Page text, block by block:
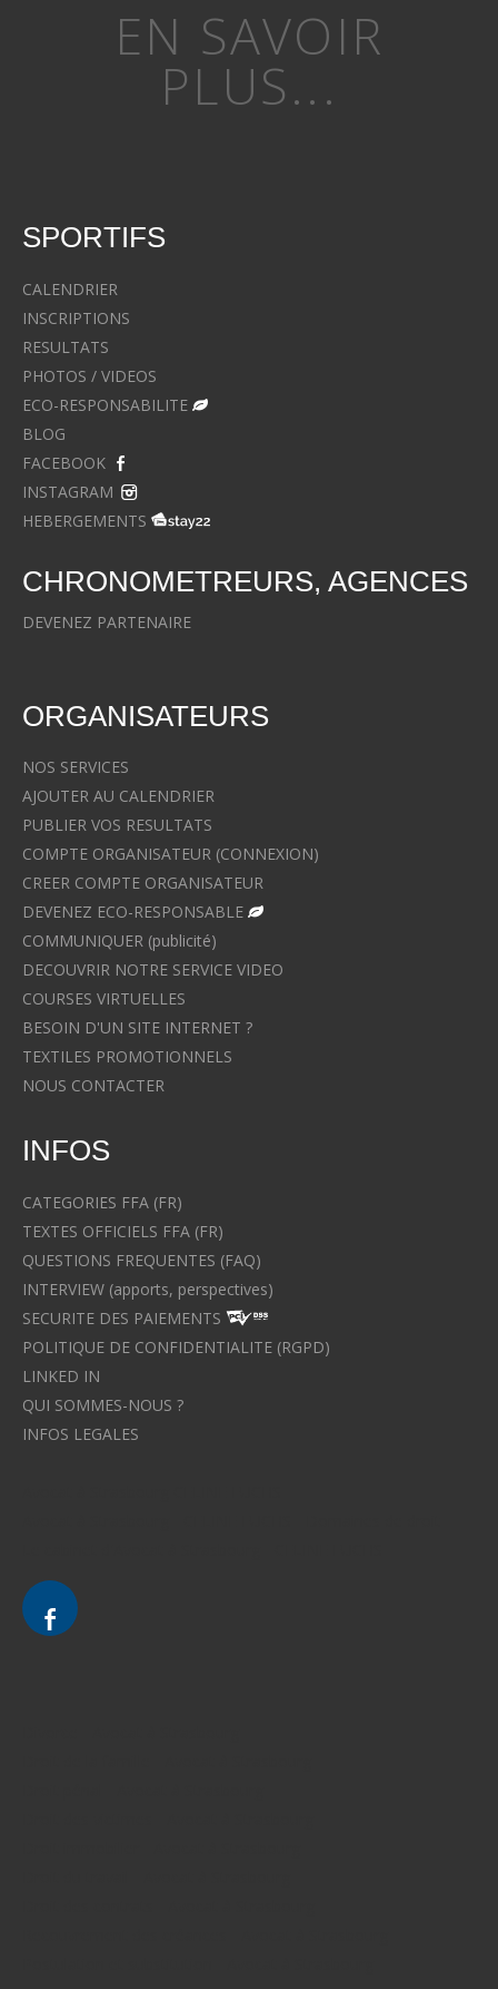
EN SAVOIR
PLUS...
SPORTIFS
CALENDRIER
INSCRIPTIONS
RESULTATS
PHOTOS / VIDEOS
ECO-RESPONSABILITE
BLOG
FACEBOOK
INSTAGRAM
HEBERGEMENTS
CHRONOMETREURS, AGENCES
DEVENEZ PARTENAIRE
ORGANISATEURS
NOS SERVICES
AJOUTER AU CALENDRIER
PUBLIER VOS RESULTATS
COMPTE ORGANISATEUR (CONNEXION)
CREER COMPTE ORGANISATEUR
DEVENEZ ECO-RESPONSABLE
COMMUNIQUER (publicité)
DECOUVRIR NOTRE SERVICE VIDEO
COURSES VIRTUELLES
BESOIN D'UN SITE INTERNET ?
TEXTILES PROMOTIONNELS
NOUS CONTACTER
INFOS
CATEGORIES FFA (FR)
TEXTES OFFICIELS FFA (FR)
QUESTIONS FREQUENTES (FAQ)
INTERVIEW (apports, perspectives)
SECURITE DES PAIEMENTS
POLITIQUE DE CONFIDENTIALITE (RGPD)
LINKED IN
QUI SOMMES-NOUS ?
INFOS LEGALES